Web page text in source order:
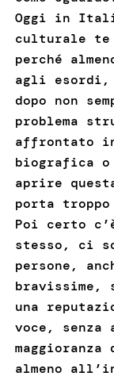
Oggi in
culturale te
perché
agli esordi,
dopo non
problema
affrontato
biografica o
aprire
porta
Poi certo
stesso, ci
persone,
una
voce, senza
almeno